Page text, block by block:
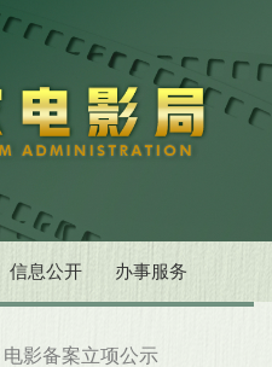
信息公开 办事服务
电影备案立项公示